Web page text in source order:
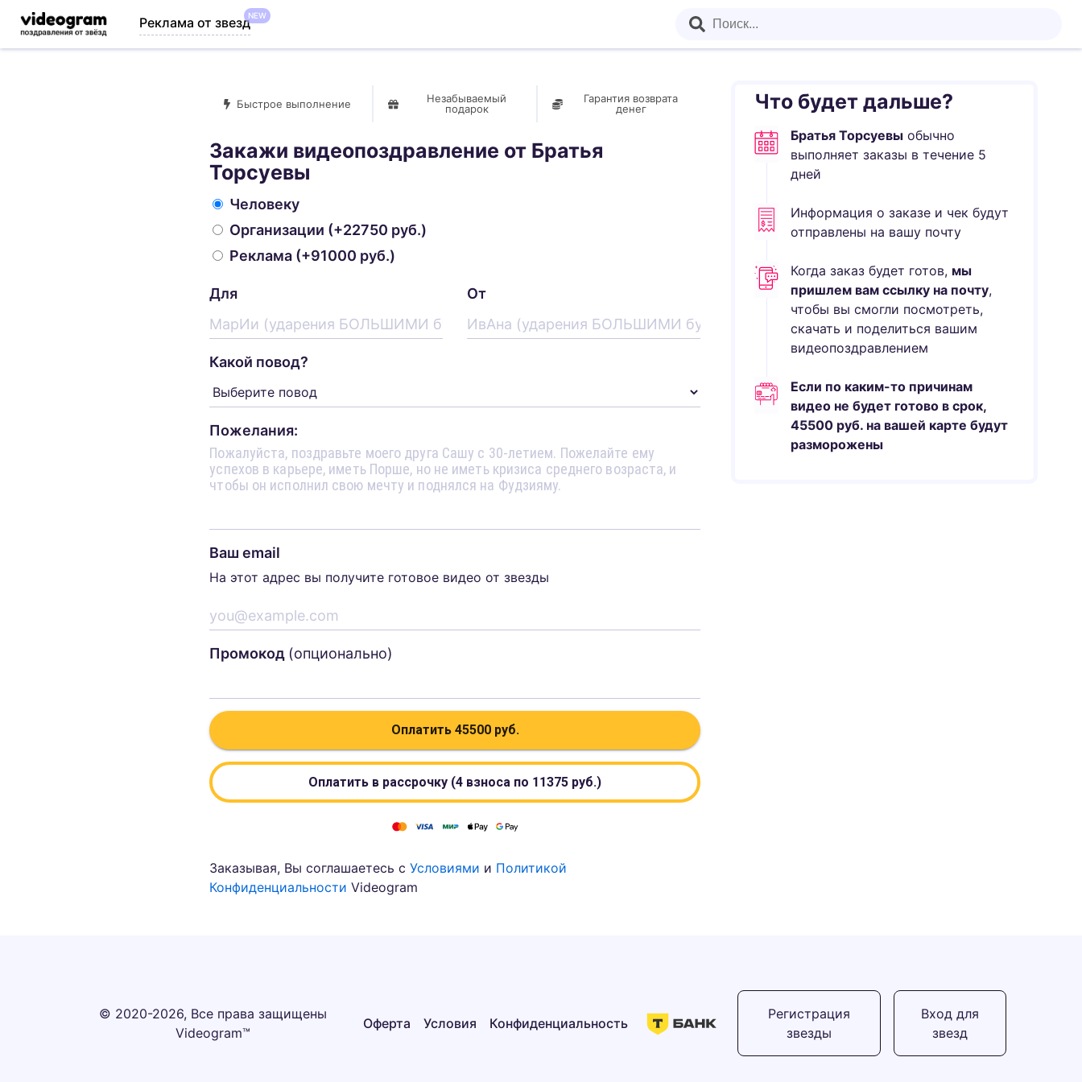
Реклама от звездNEW
Быстрое выполнение
Незабываемый
подарок
Гарантия возврата
денег
Закажи видеопоздравление от Братья
Торсуевы
Человеку
Организации (+22750 руб.)
Реклама (+91000 руб.)
Для От
Какой повод?
Пожелания:
Ваш email
На этот адрес вы получите готовое видео от звезды
Промокод (опционально)
Оплатить 45500руб.
Оплатить в рассрочку (4 взноса по 11375 руб.)
Что будет дальше?
Братья Торсуевы обычно
выполняетзаказы в течение 5
дней
Информация о заказе и чек будут
отправлены на вашу почту
Когда заказ будет готов, мы
пришлем вам ссылку на почту,
чтобы вы смогли посмотреть,
скачать и поделиться вашим
видеопоздравлением
Если по каким-то причинам
видео не будет готово в срок,
45500 руб. на вашей карте будут
разморожены
Заказывая, Вы соглашаетесь сУсловиями и Политикой
Конфиденциальности Videogram
© 2020-2026, Все права защищены
Videogram™
Оферта Условия Конфиденциальность
Регистрация
звезды
Вход для
звезд